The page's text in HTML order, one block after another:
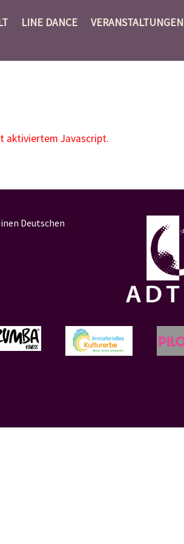
LINE DANCE VERANSTALTUNGEN
aktiviertem Javascript.
Deutschen